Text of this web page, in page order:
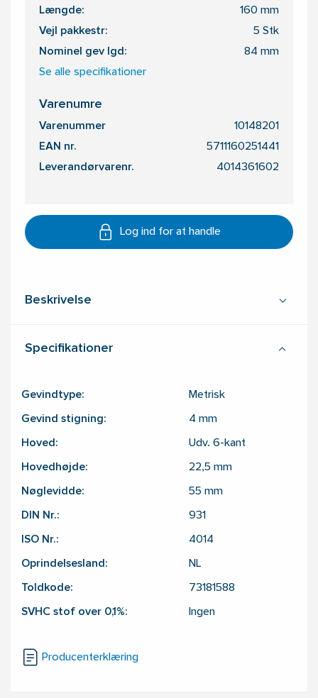
Længde: 160 mm
Vejl pakkestr: 5 Stk
Nominel gev lgd: 84 mm
Se alle specifikationer
Varenumre
Varenummer 10148201
EAN nr. 5711160251441
Leverandørvarenr. 4014361602
Log ind for at handle
Beskrivelse
Specifikationer
Gevindtype: Metrisk
Gevind stigning: 4 mm
Hoved: Udv. 6-kant
Hovedhøjde: 22,5 mm
Nøglevidde: 55 mm
DIN Nr.: 931
ISO Nr.: 4014
Oprindelsesland: NL
Toldkode: 73181588
SVHC stof over 0,1%: Ingen
Producenterklæring